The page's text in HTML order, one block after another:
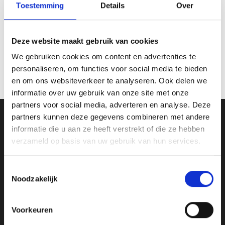
Toestemming Details Over
Deze website maakt gebruik van cookies
We gebruiken cookies om content en advertenties te
personaliseren, om functies voor social media te bieden
en om ons websiteverkeer te analyseren. Ook delen we
informatie over uw gebruik van onze site met onze
partners voor social media, adverteren en analyse. Deze
partners kunnen deze gegevens combineren met andere
informatie die u aan ze heeft verstrekt of die ze hebben
verzameld op basis van uw gebruik van hun services.
Noodzakelijk
Voorkeuren
Beeld RE.171
€18.80-€28.15Prijsklasse:
€28.15
incl. BTW
Opties selecteren
product
heeft
meerdere
variaties.
gekozen
worden
op
€1.50
Opties selecteren
Dit
product
heeft
meerdere
variaties.
Deze
optie
kan
Ons Adres
Van Zanden Sportprijzen
kvk: 92898432